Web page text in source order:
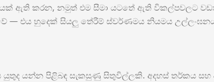
ඇති කරන, නමුත් එම සීමා යටතේ ඇති විකල්පවලට
— එය හුදෙක් සියලු තේරීම් ස්වර්ණමය නියමය
යන්න පිළිබඳ සැකසුණු සිතුවිල්ලකි. අදහස් තර්කය සහ